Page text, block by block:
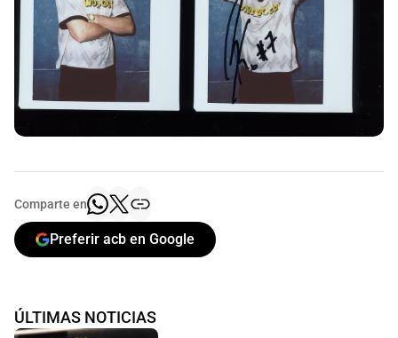
Comparte en
Preferir acb en Google
ÚLTIMAS NOTICIAS